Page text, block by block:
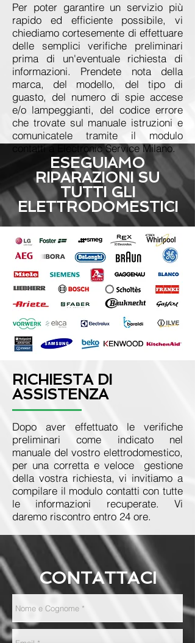
Per poter garantire un servizio più
rapido ed efficiente possibile, vi
chiediamo cortesemente di effettuare
delle semplici verifiche preliminari
prima di un'eventuale richiesta di
informazioni. Prendete nota della
marca, del modello, del tipo di
guasto, del numero di spie accese
e/o lampeggianti, del codice errore
che trovate sul manuale istruzioni e
comunicatele tramite il modulo
contatti a Electronic Service Milano.
ESEGUIAMO
RIPARAZIONI SU
TUTTI GLI
ELETTRODOMESTICI
RICHIESTA DI
ASSISTENZA
Dopo aver effettuato le verifiche
preliminari come indicato nel
manuale del vostro elettrodomestico,
per una corretta e veloce gestione
della vostra richiesta, vi invitiamo a
compilare il modulo contatti con tutte
le informazioni recuperate. Vi
daremo riscontro entro 24 ore.
CONTATTACI